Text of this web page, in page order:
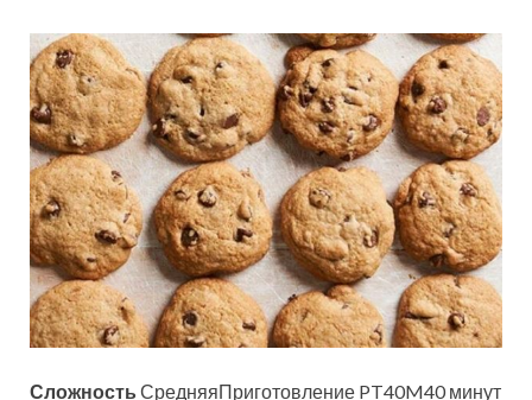
Сложность СредняяПриготовление PT40M40 минут